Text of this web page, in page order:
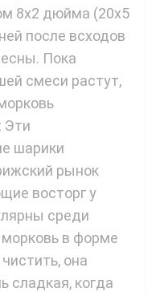
8x2 дюйма (20x5
после всходов
Пока
смеси растут,
Эти
шарики
рынок
восторг у
среди
в форме
она
сладкая, когда